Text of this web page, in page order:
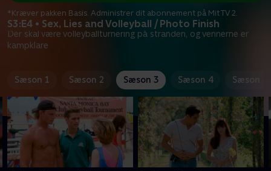
S3:E4 • Sex, Lies and Volleyball / Photo Finish
Der skal være volleyballturnering på stranden, og vennerne er
kampklare
*Kræver pakken Basis. Administrer dit abonnement på Mit TV 2.
Sæson 1 Sæson 2 Sæson 3 Sæson 4 Sæson 5